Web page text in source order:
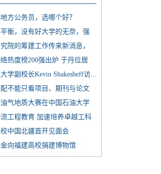
方公务员，选哪个好？
衡，没有好大学的无奈，强
院的筹建工作传来新消息，
热度榜200强出炉 于丹位居
学副校长Kevin Shakesheff访...
不能只看项目、期刊与论文
气地质大赛在中国石油大学
工程教育 加速培养卓越工科
中国北疆首开见面会
向福建高校捐建博物馆